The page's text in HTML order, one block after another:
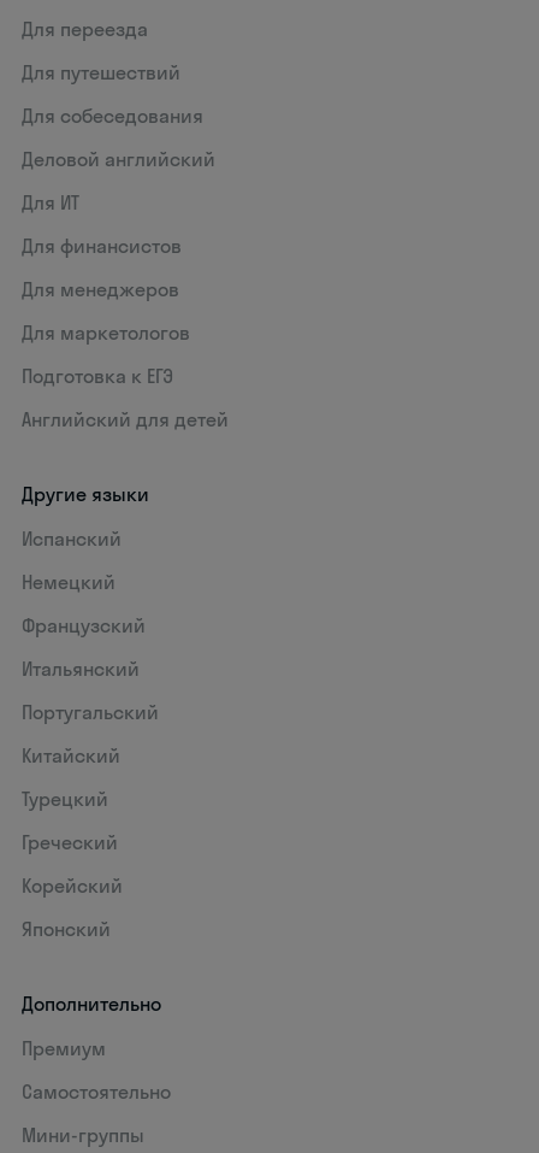
Для переезда
Для путешествий
Для собеседования
Деловой английский
Для ИТ
Для финансистов
Для менеджеров
Для маркетологов
Подготовка к ЕГЭ
Английский для детей
Другие языки
Испанский
Немецкий
Французский
Итальянский
Португальский
Китайский
Турецкий
Греческий
Корейский
Японский
Дополнительно
Премиум
Самостоятельно
Мини-группы